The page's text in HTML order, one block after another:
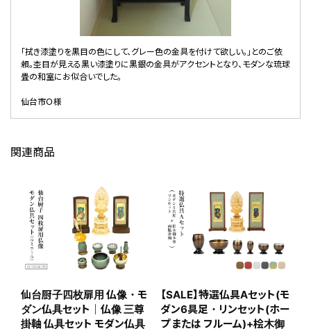
「拭き漆塗りを黒目の色にして、グレー色の金具を付けて欲しい。」とのご依
頼。杢目が見える黒い漆塗りに黒銀の金具がアクセントとなり、モダンな琉球
畳の和室にお似合いでした。
仙台市Ｏ様
関連商品
仙台厨子四枚扉用 仏像・モ
ダン仏具セット｜仏像 三尊
掛軸 仏具セット モダン仏具
【SALE】特選仏具Aセット(モ
ダン6具足・リンセット(ホー
プ または フルーム)+桧木御